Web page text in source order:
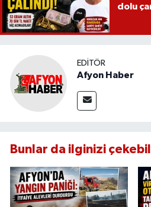
dolu
EDITÖR
Afyon Haber
Bunlar da ilginizi